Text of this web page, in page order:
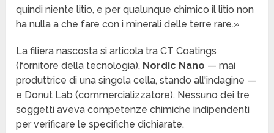
quindi niente litio, e per qualunque chimico il litio non
ha nulla a che fare con i minerali delle terre rare.»
La filiera nascosta si articola tra CT Coatings
(fornitore della tecnologia), Nordic Nano — mai
produttrice di una singola cella, stando all'indagine —
e Donut Lab (commercializzatore). Nessuno dei tre
soggetti aveva competenze chimiche indipendenti
per verificare le specifiche dichiarate.